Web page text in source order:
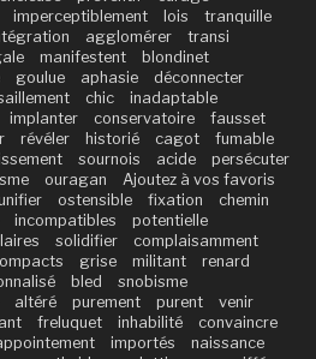
imperceptiblement lois
tranquille
agglomérer
transi
manifestent
blondinet
goulue aphasie
déconnecter
chic
inadaptable
implanter conservatoire
fausset
révéler historié cagot
fumable
sournois acide
persécuter
ouragan
Ajoutez à vos favoris
ostensible fixation
chemin
incompatibles
potentielle
solidifier
complaisamment
grise militant
renard
bled
snobisme
altéré purement purent
venir
freluquet inhabilité
convaincre
importés
naissance